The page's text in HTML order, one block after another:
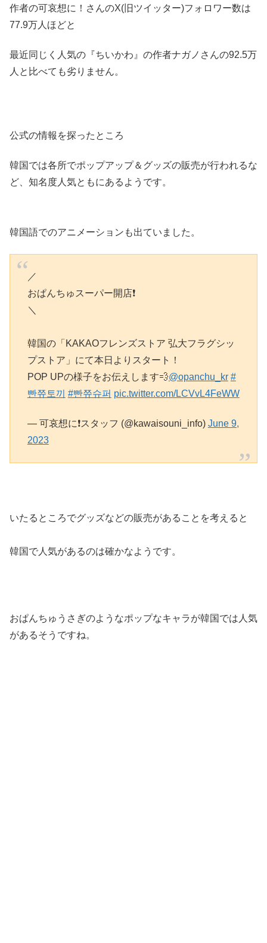
作者の可哀想に！さんのX(旧ツイッター)フォロワー数は
77.9万人ほどと
最近同じく人気の『ちいかわ』の作者ナガノさんの92.5万
人と比べても劣りません。
公式の情報を探ったところ
韓国では各所でポップアップ＆グッズの販売が行われるな
ど、知名度人気ともにあるようです。
韓国語でのアニメーションも出ていました。
／
おぱんちゅスーパー開店❗️
＼
韓国の「KAKAOフレンズストア 弘大フラグシッ
プストア」にて本日よりスタート！
POP UPの様子をお伝えします💨@opanchu_kr #
빤쮸토끼 #빤쮸슈퍼 pic.twitter.com/LCVvL4FeWW
— 可哀想に❗スタッフ (@kawaisouni_info) June 9,
2023
いたるところでグッズなどの販売があることを考えると
韓国で人気があるのは確かなようです。
おぱんちゅうさぎのようなポップなキャラが韓国では人気
があるそうですね。